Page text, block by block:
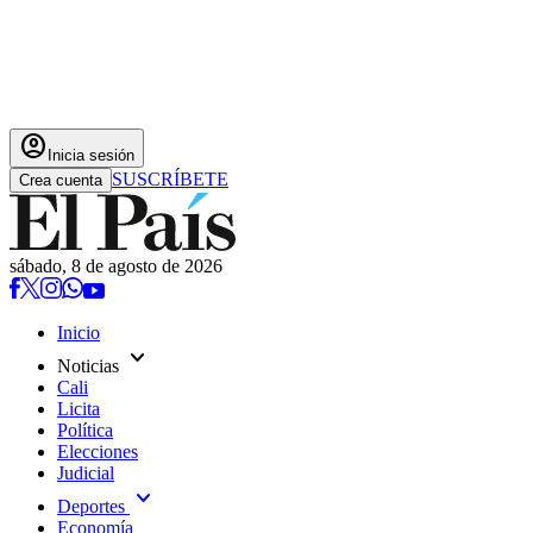
account_circle Inicia sesión
Crea cuenta SUSCRÍBETE
sábado, 8 de agosto de 2026
Inicio
Noticias expand_more
Cali
Licita
Política
Elecciones
Judicial
Deportes expand_more
Economía